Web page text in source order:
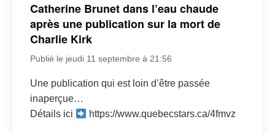
Catherine Brunet dans l’eau chaude
après une publication sur la mort de
Charlie Kirk
Publié le jeudi 11 septembre à 21:56
Une publication qui est loin d’être passée
inaperçue…
Détails ici
https://www.quebecstars.ca/4fmvz